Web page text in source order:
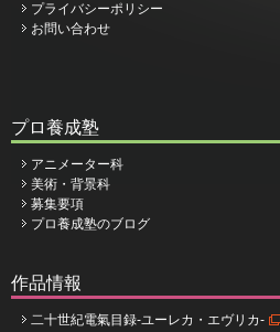
プライバシーポリシー
お問い合わせ
プロ養成塾
アニメーター科
美術・背景科
募集要項
プロ養成塾のブログ
作品情報
二十世紀電氣目録-ユーレカ・エヴリカ-